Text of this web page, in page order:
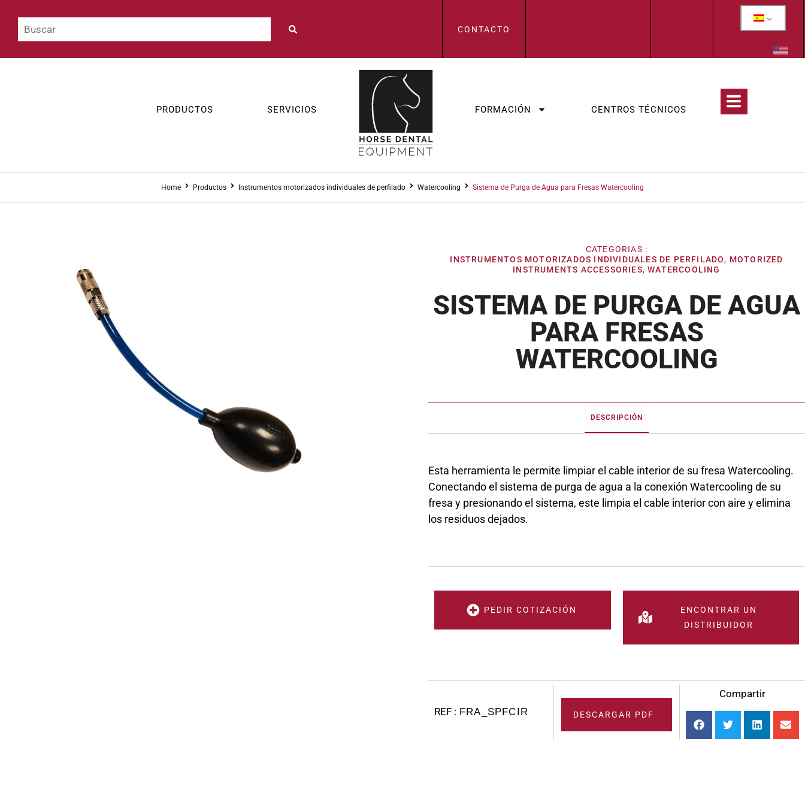
CONTACTO
PRODUCTOS SERVICIOS FORMACIÓN CENTROS TÉCNICOS
Home Productos Instrumentos motorizados individuales de perfilado Watercooling Sistema de Purga de Agua para Fresas Watercooling
CATEGORIAS :
INSTRUMENTOS MOTORIZADOS INDIVIDUALES DE PERFILADO, MOTORIZED
INSTRUMENTS ACCESSORIES,WATERCOOLING
SISTEMA DE PURGA DE AGUA
PARA FRESAS
WATERCOOLING
DESCRIPCIÓN
Esta herramienta le permite limpiar el cable interior de su fresa Watercooling.
Conectando el sistema de purga de agua a la conexión Watercooling de su
fresa y presionando el sistema, este limpia el cable interior con aire y elimina
los residuos dejados.
PEDIR COTIZACIÓN
ENCONTRAR UN
DISTRIBUIDOR
FRA_SPFCIR DESCARGAR PDF
Compartir